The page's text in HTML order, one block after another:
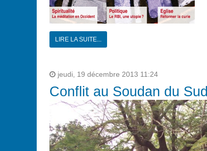
LIRE LA SUITE...
jeudi, 19 décembre 2013 11:24
Conflit au Soudan du Sud